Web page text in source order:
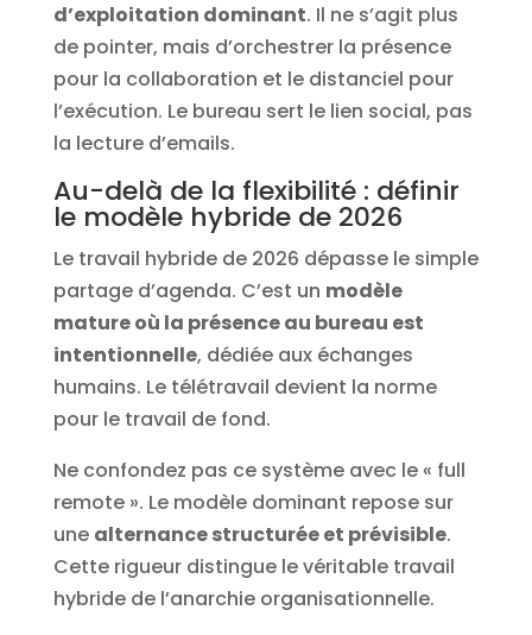
d’exploitation dominant. Il ne s’agit plus
de pointer, mais d’orchestrer la présence
pour la collaboration et le distanciel pour
l’exécution. Le bureau sert le lien social, pas
la lecture d’emails.
Au-delà de la flexibilité : définir
le modèle hybride de 2026
Le travail hybride de 2026 dépasse le simple
partage d’agenda. C’est un modèle
mature où la présence au bureau est
intentionnelle, dédiée aux échanges
humains. Le télétravail devient la norme
pour le travail de fond.
Ne confondez pas ce système avec le « full
remote ». Le modèle dominant repose sur
une alternance structurée et prévisible.
Cette rigueur distingue le véritable travail
hybride de l’anarchie organisationnelle.